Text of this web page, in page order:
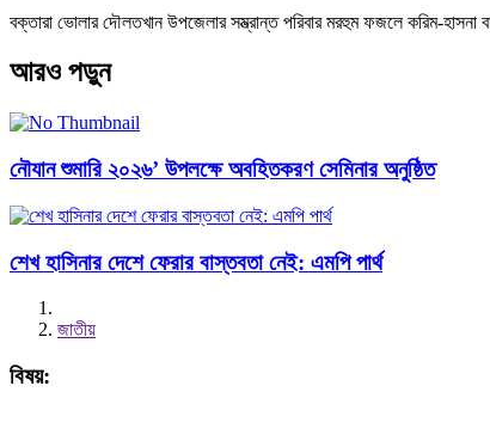
বক্তারা ভোলার দৌলতখান উপজেলার সম্ভ্রান্ত পরিবার মরহুম ফজলে করিম-
আরও পড়ুন
নৌযান শুমারি ২০২৬’ উপলক্ষে অবহিতকরণ সেমিনার অনুষ্ঠিত
শেখ হাসিনার দেশে ফেরার বাস্তবতা নেই: এমপি পার্থ
জাতীয়
বিষয়: